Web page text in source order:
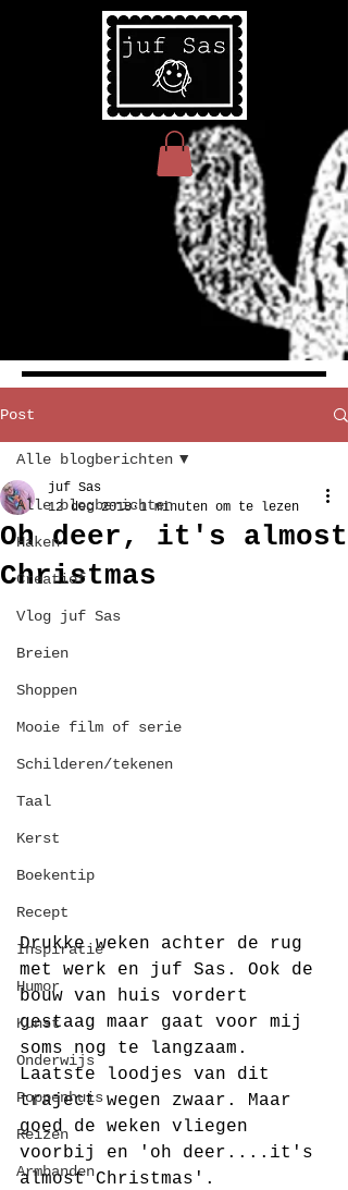
Post
Alle blogberichten
Haken
Creatief
Vlog juf Sas
Breien
Shoppen
Mooie film of serie
Schilderen/tekenen
Taal
Kerst
Boekentip
Recept
Inspiratie
Humor
Kunst
Onderwijs
Poppenhuis
Reizen
Armbanden
Alle blogberichten
Oh deer, it's almost
Christmas
juf Sas
12 dec 2018 1 minuten om te lezen
Drukke weken achter de rug
met werk en juf Sas. Ook de
bouw van huis vordert
gestaag maar gaat voor mij
soms nog te langzaam.
Laatste loodjes van dit
traject wegen zwaar. Maar
goed de weken vliegen
voorbij en 'oh deer....it's
almost Christmas'.